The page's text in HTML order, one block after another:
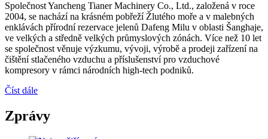
Společnost Yancheng Tianer Machinery Co., Ltd., založená v roce
2004, se nachází na krásném pobřeží Žlutého moře a v malebných
enklávách přírodní rezervace jelenů Dafeng Milu v oblasti Šanghaje,
ve velkých a středně velkých průmyslových zónách. Více než 10 let
se společnost věnuje výzkumu, vývoji, výrobě a prodeji zařízení na
čištění stlačeného vzduchu a příslušenství pro vzduchové
kompresory v rámci národních high-tech podniků.
Číst dále
Zprávy